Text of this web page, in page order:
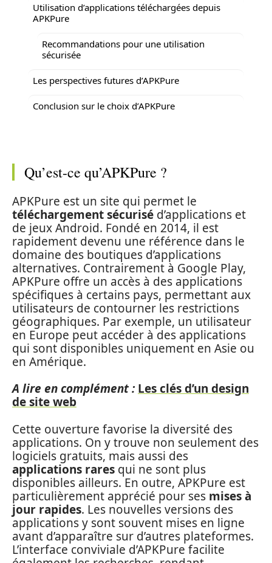
Utilisation d’applications téléchargées depuis
APKPure
Recommandations pour une utilisation
sécurisée
Les perspectives futures d’APKPure
Conclusion sur le choix d’APKPure
Qu’est-ce qu’APKPure ?
APKPure est un site qui permet le
téléchargement sécurisé d’applications et
de jeux Android. Fondé en 2014, il est
rapidement devenu une référence dans le
domaine des boutiques d’applications
alternatives. Contrairement à Google Play,
APKPure offre un accès à des applications
spécifiques à certains pays, permettant aux
utilisateurs de contourner les restrictions
géographiques. Par exemple, un utilisateur
en Europe peut accéder à des applications
qui sont disponibles uniquement en Asie ou
en Amérique.
A lire en complément : Les clés d’un design
de site web
Cette ouverture favorise la diversité des
applications. On y trouve non seulement des
logiciels gratuits, mais aussi des
applications rares qui ne sont plus
disponibles ailleurs. En outre, APKPure est
particulièrement apprécié pour ses mises à
jour rapides. Les nouvelles versions des
applications y sont souvent mises en ligne
avant d’apparaître sur d’autres plateformes.
L’interface conviviale d’APKPure facilite